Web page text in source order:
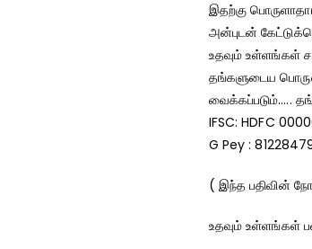
இதற்கு
அன்புடன்
உதவும் உள்ளங்கள்
தங்களுடைய
வைக்கப்படும்…..
IFSC: HDFC
G Pey :
( இந்த பதிவின்
உதவும் உள்ளங்கள்